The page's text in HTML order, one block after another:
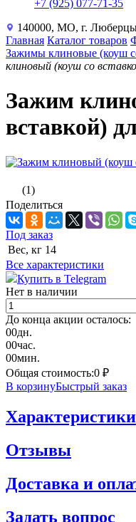
+7 (925) 077-71-35
140000, МО, г.
Главная Каталог товаров
Зажимы клиновые (коуш
клиновый (коуш со
Зажим
вставкой)
(1)
Поделиться
Под заказ
Вес, кг 14
Все характеристики
Купить в Telegram
Нет в наличии
До конца акции осталось:
00дн.
00час.
00мин.
Общая стоимость:0 ₽
В корзинуБыстрый заказ
Характеристики
Отзывы
Доставка и
Задать вопрос